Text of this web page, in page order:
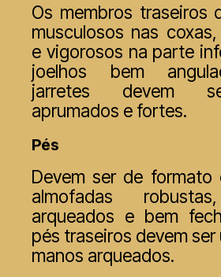
Os membros traseiros
musculosos nas
e vigorosos na parte
joelhos bem
jarretes devem
aprumados e fortes.
Pés
Devem ser de formato
almofadas
arqueados e bem
pés traseiros devem
manos arqueados.